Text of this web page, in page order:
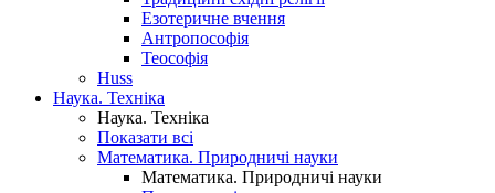
Езотеричне вчення
Антропософія
Теософія
Huss
Наука. Техніка
Наука. Техніка
Показати всі
Математика. Природничі науки
Математика. Природничі науки